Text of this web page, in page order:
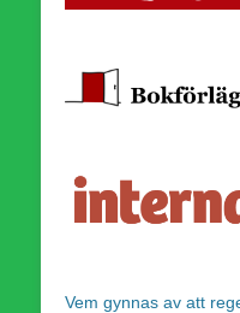
Vem gynnas av att